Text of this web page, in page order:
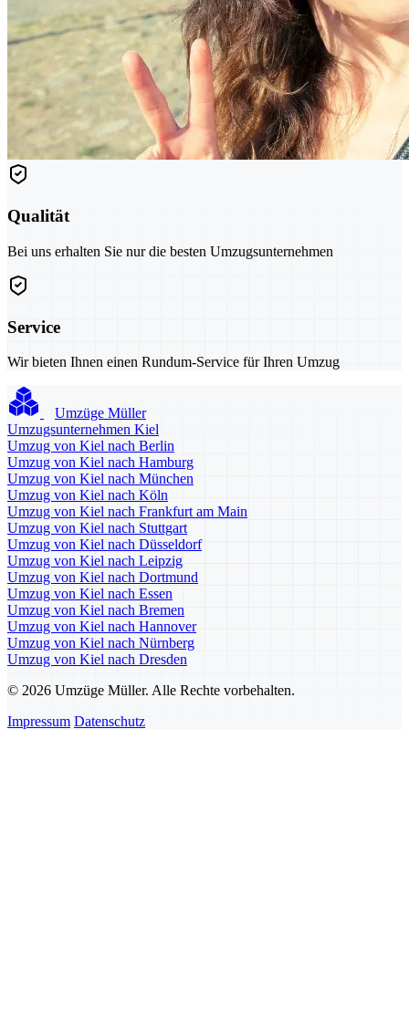
Qualität
Bei uns erhalten Sie nur die besten Umzugsunternehmen
Service
Wir bieten Ihnen einen Rundum-Service für Ihren Umzug
Umzüge Müller
Umzugsunternehmen Kiel
Umzug von Kiel nach Berlin
Umzug von Kiel nach Hamburg
Umzug von Kiel nach München
Umzug von Kiel nach Köln
Umzug von Kiel nach Frankfurt am Main
Umzug von Kiel nach Stuttgart
Umzug von Kiel nach Düsseldorf
Umzug von Kiel nach Leipzig
Umzug von Kiel nach Dortmund
Umzug von Kiel nach Essen
Umzug von Kiel nach Bremen
Umzug von Kiel nach Hannover
Umzug von Kiel nach Nürnberg
Umzug von Kiel nach Dresden
© 2026 Umzüge Müller. Alle Rechte vorbehalten.
Impressum Datenschutz